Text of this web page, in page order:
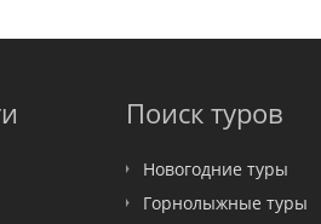
Поиск туров
Новогодние туры
Горнолыжные туры